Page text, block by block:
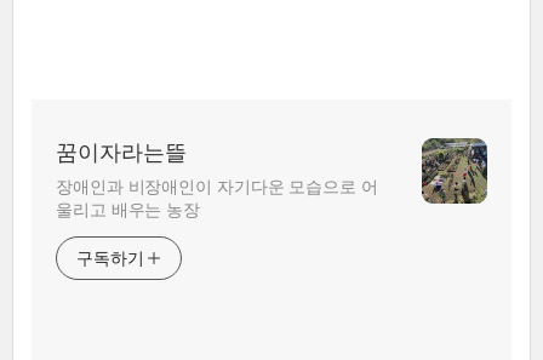
꿈이자라는뜰
장애인과 비장애인이 자기다운 모습으로 어
울리고 배우는 농장
구독하기